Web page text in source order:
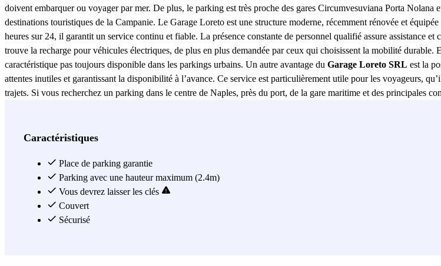
doivent embarquer ou voyager par mer. De plus, le parking est très proche des gares Circumvesuviana Porta
destinations touristiques de la Campanie. Le Garage Loreto est une structure moderne, récemment rénovée et
heures sur 24, il garantit un service continu et fiable. La présence constante de personnel qualifié assure assistance
trouve la recharge pour véhicules électriques, de plus en plus demandée par ceux qui choisissent la mobilité
caractéristique pas toujours disponible dans les parkings urbains. Un autre avantage du Garage Loreto SRL est la
attentes inutiles et garantissant la disponibilité à l’avance. Ce service est particulièrement utile pour les voyageurs,
trajets. Si vous recherchez un parking dans le centre de Naples, près du port, de la gare maritime et des principales
Caractéristiques
Place de parking garantie
Parking avec une hauteur maximum (2.4m)
Vous devrez laisser les clés
Couvert
Sécurisé